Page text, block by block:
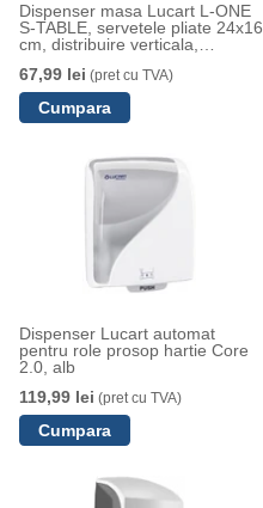
Dispenser masa Lucart L-ONE
S-TABLE, servetele pliate 24x16
cm, distribuire verticala,
67,99 lei (pret cu TVA)
Dispenser Lucart automat
pentru role prosop hartie Core
2.0, alb
119,99 lei (pret cu TVA)